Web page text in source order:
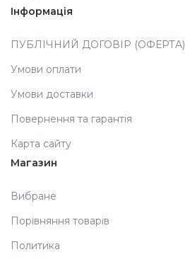
Інформація
ПУБЛІЧНИЙ ДОГОВІР (ОФЕРТА)
Умови оплати
Умови доставки
Повернення та гарантія
Карта сайту
Магазин
Вибране
Порівняння товарів
Политика